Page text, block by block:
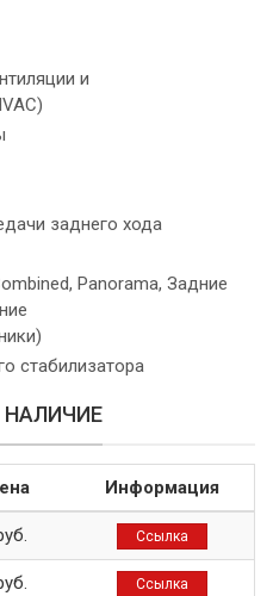
и
заднего хода
Panorama, Задние
стабилизатора
НАЛИЧИЕ
Информация
Ссылка
Ссылка